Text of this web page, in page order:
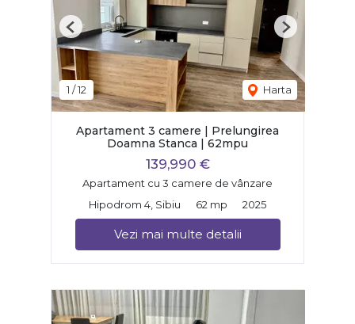
1 /12 Harta
Previous Next
Apartament 3 camere | Prelungirea
Doamna Stanca | 62mpu
139,990 €
Apartament cu 3 camere de vânzare
Hipodrom 4, Sibiu
62 mp 2025
Vezi mai multe detalii